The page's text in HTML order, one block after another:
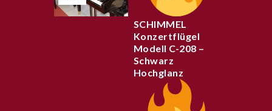
SCHIMMEL
Konzertflügel
Modell C-208 –
Schwarz
Hochglanz